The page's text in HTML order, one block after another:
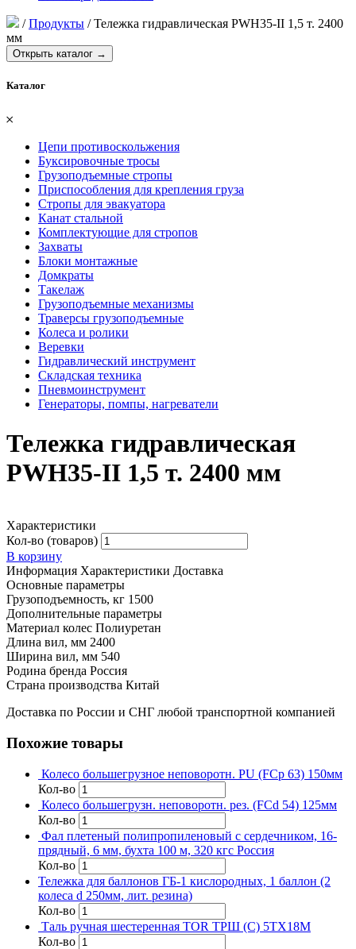
/Продукты /Тележка гидравлическая PWH35-II 1,5 т. 2400
мм
Открыть каталог →
Каталог
𐄂
Цепи противоскольжения
Буксировочные тросы
Грузоподъемные стропы
Приспособления для крепления груза
Стропы для эвакуатора
Канат стальной
Комплектующие для стропов
Захваты
Блоки монтажные
Домкраты
Такелаж
Грузоподъемные механизмы
Траверсы грузоподъемные
Колеса и ролики
Веревки
Гидравлический инструмент
Складская техника
Пневмоинструмент
Генераторы, помпы, нагреватели
Тележка гидравлическая
PWH35-II 1,5 т. 2400 мм
Характеристики
Кол-во (товаров)
В корзину
Информация Характеристики Доставка
Основные параметры
Грузоподъемность, кг 1500
Дополнительные параметры
Материал колес Полиуретан
Длина вил, мм 2400
Ширина вил, мм 540
Родина бренда Россия
Страна производства Китай
Доставка по России и СНГ любой транспортной компанией
Похожие товары
Колесо большегрузное неповоротн. PU (FCp 63) 150мм
Кол-во
Колесо большегрузн. неповоротн. рез. (FCd 54) 125мм
Кол-во
Фал плетеный полипропиленовый с сердечником, 16-
прядный, 6 мм, бухта 100 м, 320 кгс Россия
Кол-во
Тележка для баллонов ГБ-1 кислородных, 1 баллон (2
колеса d 250мм, лит. резина)
Кол-во
Таль ручная шестеренная TOR ТРШ (C) 5ТХ18М
Кол-во